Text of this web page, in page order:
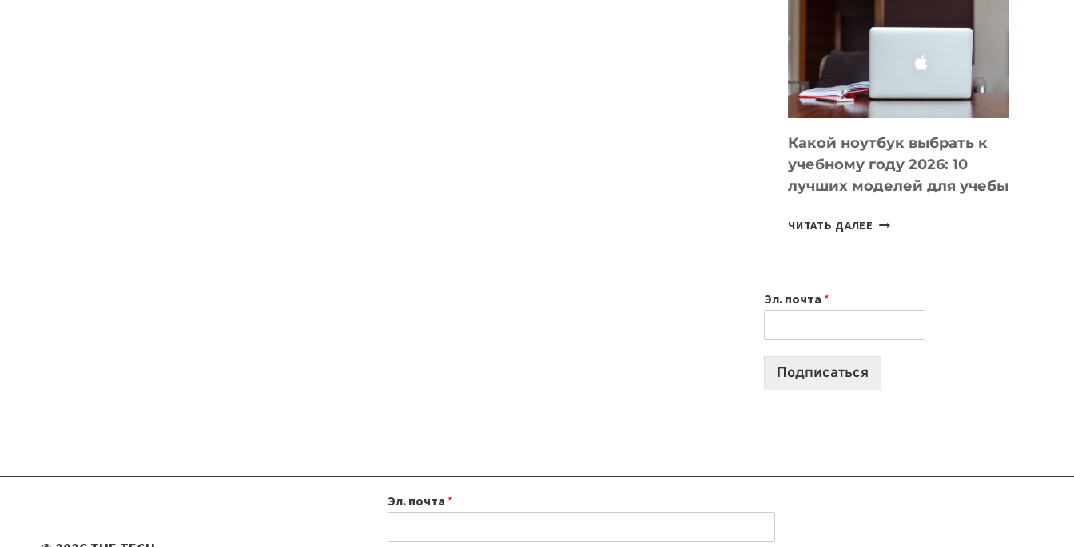
КОТОРЫЕ
СОЗДАВАТЬ
БЕЗ
КОДА
Какой ноутбук выбрать к
учебному году 2026: 10
лучших моделей для учебы
ЧИТАТЬ ДАЛЕЕ КАКОЙ
2026:
10
Эл. почта *
Подписаться
Эл. почта *